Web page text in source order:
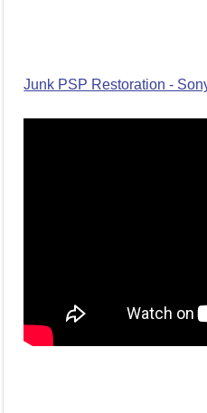
Junk PSP Restoration -